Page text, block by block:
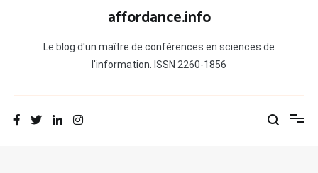
affordance.info
Le blog d'un maître de conférences en sciences de
l'information. ISSN 2260-1856